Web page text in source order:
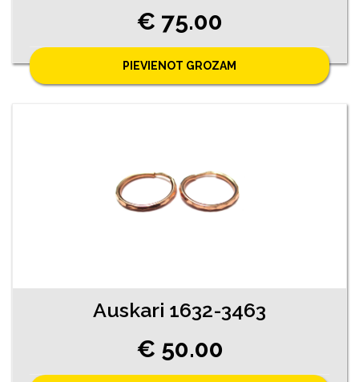
€ 75.00
PIEVIENOT GROZAM
Auskari 1632-3463
€ 50.00